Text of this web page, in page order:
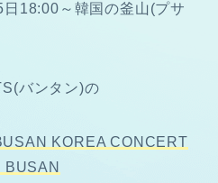
18:00～韓国の釜山(プサ
バンタン)の
KOREA CONCERT
BUSAN